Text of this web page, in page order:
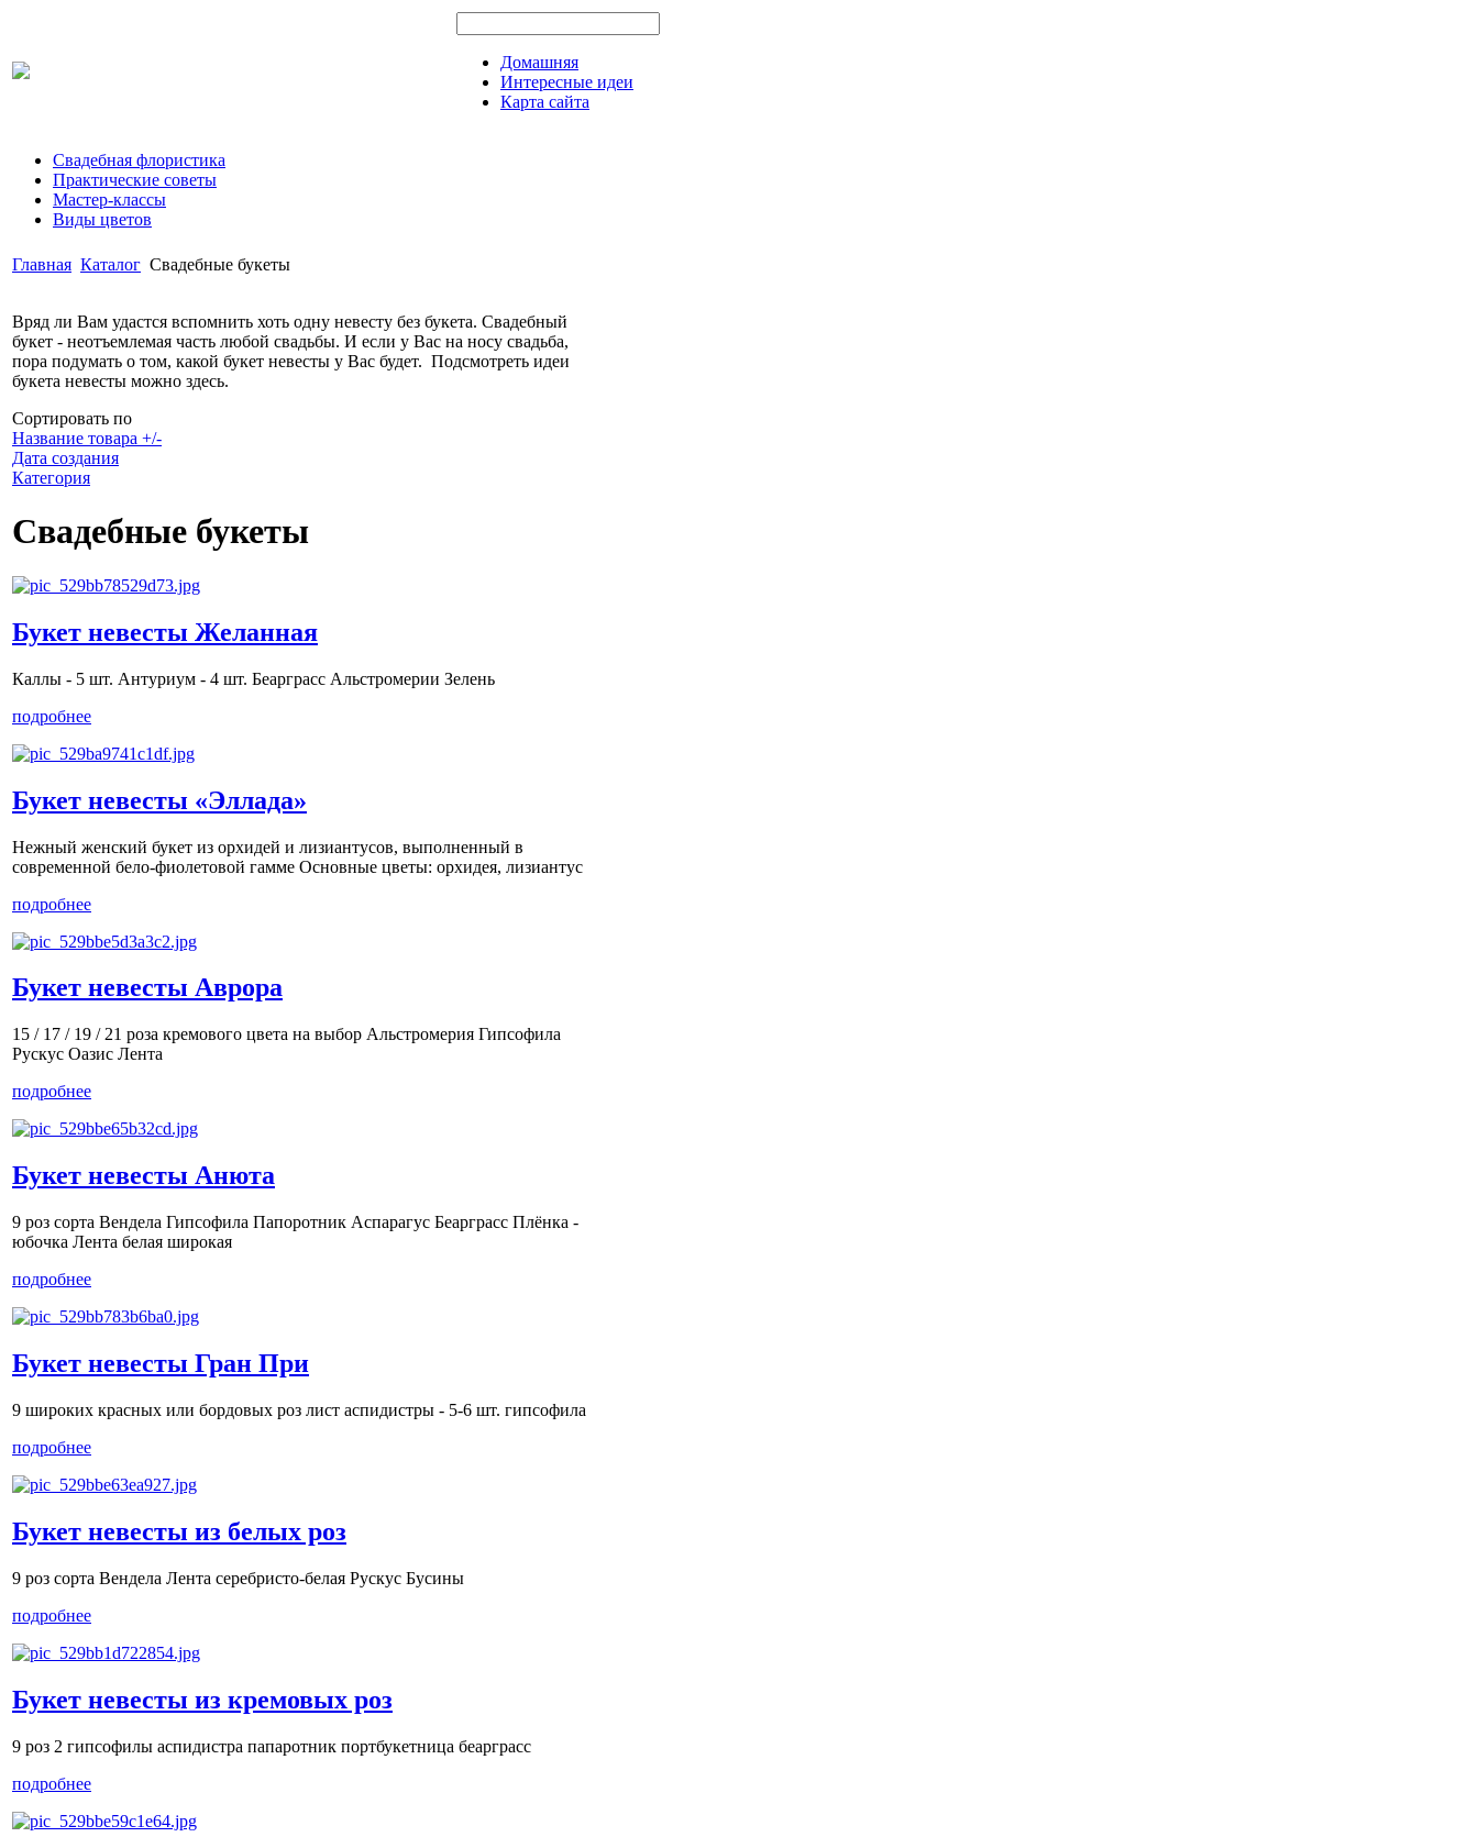
Домашняя
Интересные идеи
Карта сайта
Свадебная флористика
Практические советы
Мастер-классы
Виды цветов
Главная Каталог Свадебные букеты
Вряд ли Вам удастся вспомнить хоть одну невесту без букета. Свадебный
букет - неотъемлемая часть любой свадьбы. И если у Вас на носу свадьба,
пора подумать о том, какой букет невесты у Вас будет. Подсмотреть идеи
букета невесты можно здесь.
Сортировать по
Название товара +/-
Дата создания
Категория
Свадебные букеты
Букет невесты Желанная
Каллы - 5 шт. Антуриум - 4 шт. Беарграсс Альстромерии Зелень
подробнее
Букет невесты «Эллада»
Нежный женский букет из орхидей и лизиантусов, выполненный в
современной бело-фиолетовой гамме Основные цветы: орхидея, лизиантус
подробнее
Букет невесты Аврора
15 / 17 / 19 / 21 роза кремового цвета на выбор Альстромерия Гипсофила
Рускус Оазис Лента
подробнее
Букет невесты Анюта
9 роз сорта Вендела Гипсофила Папоротник Аспарагус Беарграсс Плёнка -
юбочка Лента белая широкая
подробнее
Букет невесты Гран При
9 широких красных или бордовых роз лист аспидистры - 5-6 шт. гипсофила
подробнее
Букет невесты из белых роз
9 роз сорта Вендела Лента серебристо-белая Рускус Бусины
подробнее
Букет невесты из кремовых роз
9 роз 2 гипсофилы аспидистра папаротник портбукетница беарграсс
подробнее